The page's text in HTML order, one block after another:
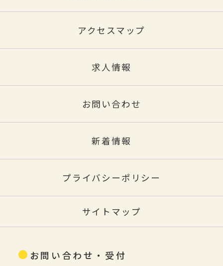
アクセスマップ
求人情報
お問い合わせ
新着情報
プライバシーポリシー
サイトマップ
お問い合わせ・受付